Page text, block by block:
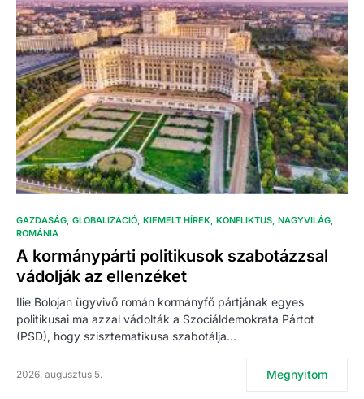
GAZDASÁG GLOBALIZÁCIÓ KIEMELT HÍREK KONFLIKTUS NAGYVILÁG
ROMÁNIA
A kormánypárti politikusok szabotázzsal
vádolják az ellenzéket
Ilie Bolojan ügyvivő román kormányfő pártjának egyes
politikusai ma azzal vádolták a Szociáldemokrata Pártot
(PSD), hogy szisztematikusa szabotálja…
2026. augusztus 5. Megnyitom